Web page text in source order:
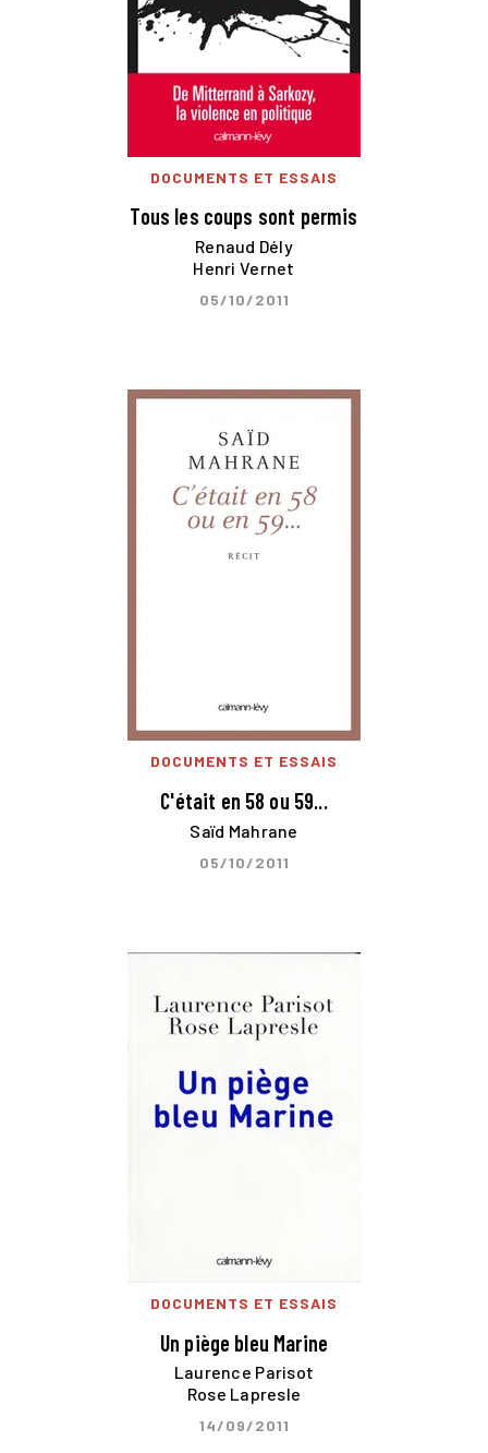
DOCUMENTS ET ESSAIS
Tous les coups sont permis
Renaud Dély
Henri Vernet
05/10/2011
DOCUMENTS ET ESSAIS
C'était en 58 ou 59...
Saïd Mahrane
05/10/2011
DOCUMENTS ET ESSAIS
Un piège bleu Marine
Laurence Parisot
Rose Lapresle
14/09/2011